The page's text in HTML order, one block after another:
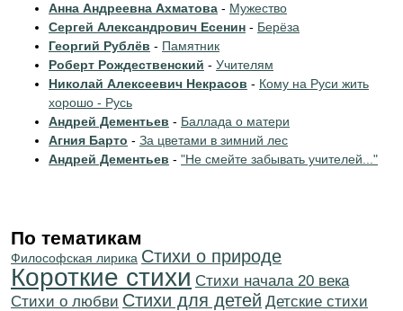
Анна Андреевна Ахматова - Мужество
Сергей Александрович Есенин - Берёза
Георгий Рублёв - Памятник
Роберт Рождественский - Учителям
Николай Алексеевич Некрасов - Кому на Руси жить
хорошо - Русь
Андрей Дементьев - Баллада о матери
Агния Барто - За цветами в зимний лес
Андрей Дементьев - "Не смейте забывать учителей..."
По тематикам
Философская лирика Стихи о природе
Короткие стихи Cтихи начала 20 века
Стихи о любви Стихи для детей Детские стихи